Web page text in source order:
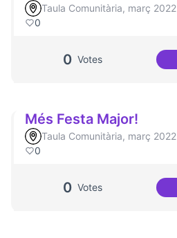
Taula Comunitària, març 2022
0
0 Votes
Més Festa Major!
Taula Comunitària, març 2022
0
0 Votes